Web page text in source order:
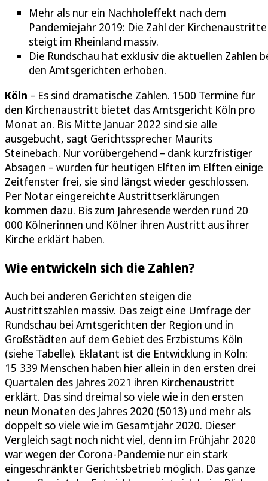
Mehr als nur ein Nachholeffekt nach dem
Pandemiejahr 2019: Die Zahl der Kirchenaustritte
steigt im Rheinland massiv.
Die Rundschau hat exklusiv die aktuellen Zahlen
den Amtsgerichten erhoben.
Köln – Es sind dramatische Zahlen. 1500 Termine für
den Kirchenaustritt bietet das Amtsgericht Köln pro
Monat an. Bis Mitte Januar 2022 sind sie alle
ausgebucht, sagt Gerichtssprecher Maurits
Steinebach. Nur vorübergehend – dank kurzfristiger
Absagen – wurden für heutigen Elften im Elften einige
Zeitfenster frei, sie sind längst wieder geschlossen.
Per Notar eingereichte Austrittserklärungen
kommen dazu. Bis zum Jahresende werden rund 20
000 Kölnerinnen und Kölner ihren Austritt aus ihrer
Kirche erklärt haben.
Wie entwickeln sich die Zahlen?
Auch bei anderen Gerichten steigen die
Austrittszahlen massiv. Das zeigt eine Umfrage der
Rundschau bei Amtsgerichten der Region und in
Großstädten auf dem Gebiet des Erzbistums Köln
(siehe Tabelle). Eklatant ist die Entwicklung in Köln:
15 339 Menschen haben hier allein in den ersten drei
Quartalen des Jahres 2021 ihren Kirchenaustritt
erklärt. Das sind dreimal so viele wie in den ersten
neun Monaten des Jahres 2020 (5013) und mehr als
doppelt so viele wie im Gesamtjahr 2020. Dieser
Vergleich sagt noch nicht viel, denn im Frühjahr 2020
war wegen der Corona-Pandemie nur ein stark
eingeschränkter Gerichtsbetrieb möglich. Das ganze